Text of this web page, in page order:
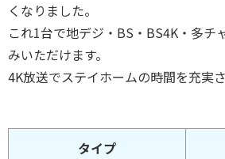
くなりました。
これ1台で地デジ・BS・BS4K・多チ
みいただけます。
4K放送でステイホームの時間を充実さ
タイプ